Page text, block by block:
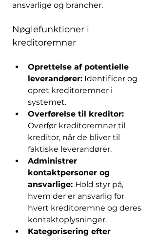
ansvarlige og brancher.
Nøglefunktioner i
kreditoremner
Oprettelse af potentielle
leverandører: Identificer og
opret kreditoremner i
systemet.
Overførelse til kreditor:
Overfør kreditoremner til
kreditor, når de bliver til
faktiske leverandører.
Administrer
kontaktpersoner og
ansvarlige: Hold styr på,
hvem der er ansvarlig for
hvert kreditoremne og deres
kontaktoplysninger.
Kategorisering efter